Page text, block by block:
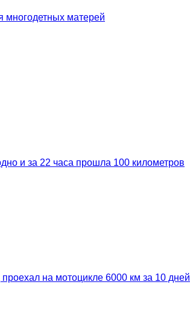
многодетных матерей
и за 22 часа прошла 100 километров
на мотоцикле 6000 км за 10 дней